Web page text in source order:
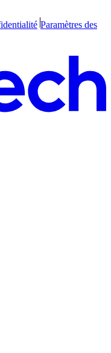
Paramètres des